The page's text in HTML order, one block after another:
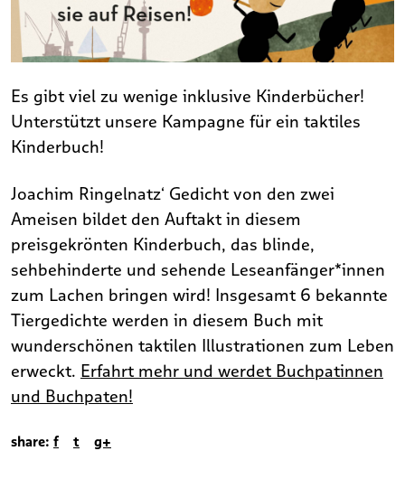
Es gibt viel zu wenige inklusive Kinderbücher!
Unterstützt unsere Kampagne für ein taktiles
Kinderbuch!
Joachim Ringelnatz‘ Gedicht von den zwei
Ameisen bildet den Auftakt in diesem
preisgekrönten Kinderbuch, das blinde,
sehbehinderte und sehende Leseanfänger*innen
zum Lachen bringen wird! Insgesamt 6 bekannte
Tiergedichte werden in diesem Buch mit
wunderschönen taktilen Illustrationen zum Leben
erweckt. Erfahrt mehr und werdet Buchpatinnen
und Buchpaten!
share: f t g+